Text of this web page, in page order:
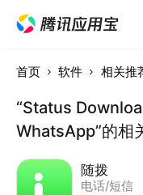
首页 软件 相关推
“Status
WhatsApp”的相
随拨
电话/短信